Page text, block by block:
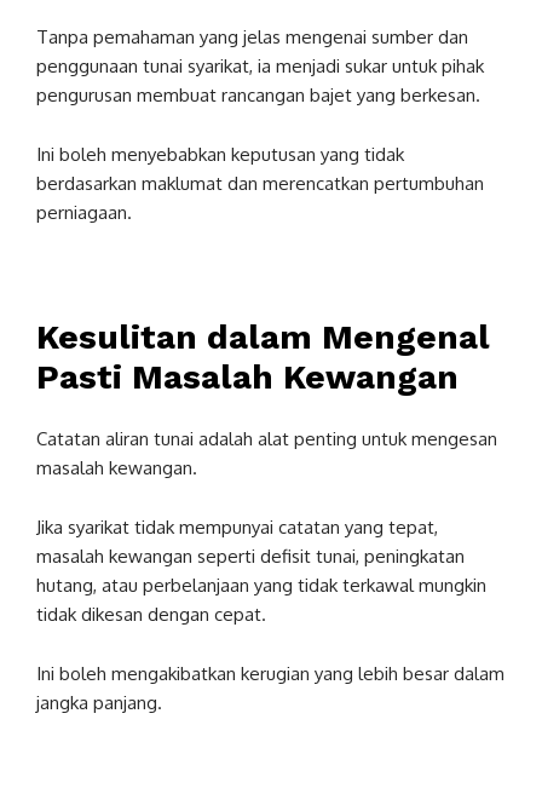
Tanpa pemahaman yang jelas mengenai sumber dan
penggunaan tunai syarikat, ia menjadi sukar untuk pihak
pengurusan membuat rancangan bajet yang berkesan.
Ini boleh menyebabkan keputusan yang tidak
berdasarkan maklumat dan merencatkan pertumbuhan
perniagaan.
Kesulitan dalam Mengenal
Pasti Masalah Kewangan
Catatan aliran tunai adalah alat penting untuk mengesan
masalah kewangan.
Jika syarikat tidak mempunyai catatan yang tepat,
masalah kewangan seperti defisit tunai, peningkatan
hutang, atau perbelanjaan yang tidak terkawal mungkin
tidak dikesan dengan cepat.
Ini boleh mengakibatkan kerugian yang lebih besar dalam
jangka panjang.